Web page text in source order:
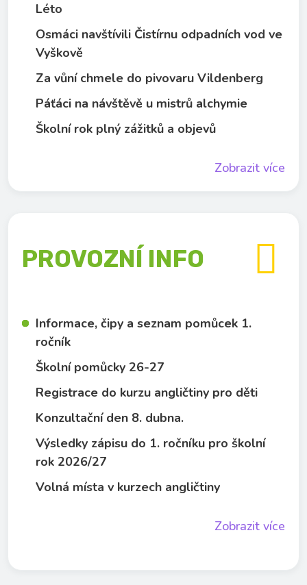
Léto
Osmáci navštívili Čistírnu odpadních vod ve
Vyškově
Za vůní chmele do pivovaru Vildenberg
Páťáci na návštěvě u mistrů alchymie
Školní rok plný zážitků a objevů
Zobrazit více
PROVOZNÍ INFO
Informace, čipy a seznam pomůcek 1.
ročník
Školní pomůcky 26-27
Registrace do kurzu angličtiny pro děti
Konzultační den 8. dubna.
Výsledky zápisu do 1. ročníku pro školní
rok 2026/27
Volná místa v kurzech angličtiny
Zobrazit více
